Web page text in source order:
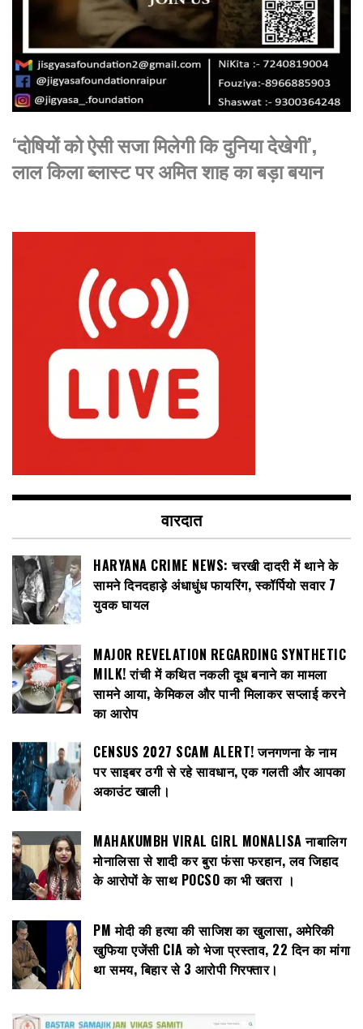
‘दोषियों को ऐसी सजा मिलेगी कि दुनिया देखेगी’,
लाल किला ब्लास्ट पर अमित शाह का बड़ा बयान
वारदात
HARYANA CRIME NEWS: चरखी दादरी में थाने के
सामने दिनदहाड़े अंधाधुंध फायरिंग, स्कॉर्पियो सवार 7
युवक घायल
MAJOR REVELATION REGARDING SYNTHETIC
MILK! रांची में कथित नकली दूध बनाने का मामला
सामने आया, केमिकल और पानी मिलाकर सप्लाई करने
का आरोप
CENSUS 2027 SCAM ALERT! जनगणना के नाम
पर साइबर ठगी से रहे सावधान, एक गलती और आपका
अकाउंट खाली।
MAHAKUMBH VIRAL GIRL MONALISA नाबालिग
मोनालिसा से शादी कर बुरा फंसा फरहान, लव जिहाद
के आरोपों के साथ POCSO का भी खतरा ।
PM मोदी की हत्या की साजिश का खुलासा, अमेरिकी
खुफिया एजेंसी CIA को भेजा प्रस्ताव, 22 दिन का मांगा
था समय, बिहार से 3 आरोपी गिरफ्तार।